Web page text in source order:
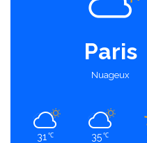
Paris
Nuageux
31 ℃ 35 ℃